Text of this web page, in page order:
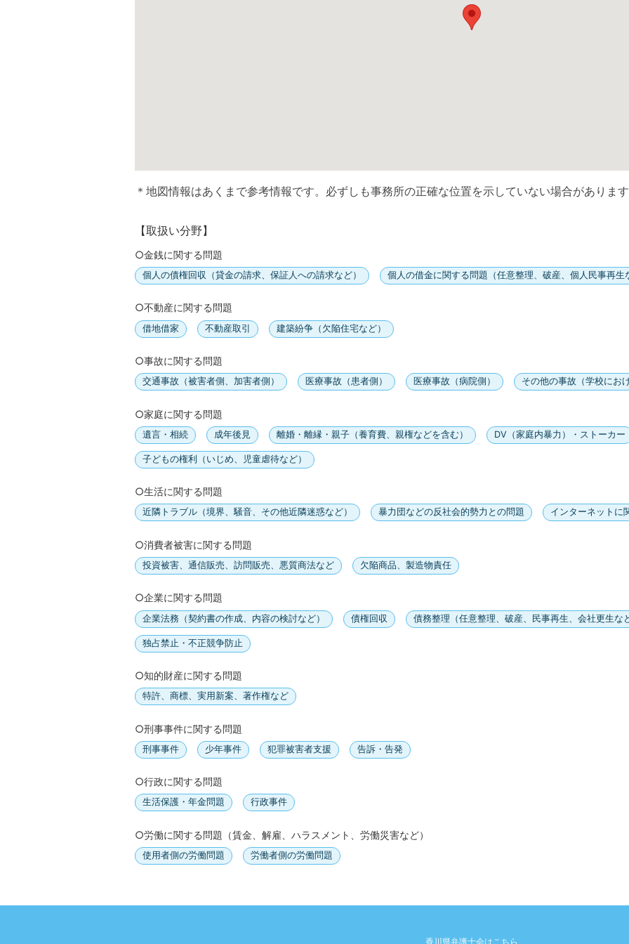
＊地図情報はあくまで参考情報です。必ずしも事務所の正確な位置を示していない場合がありま
【取扱い分野】
○金銭に関する問題
個人の債権回収（貸金の請求、保証人への請求など） 個人の借金に関する問題（任意整理、破産、個人民事再生
○不動産に関する問題
借地借家 不動産取引 建築紛争（欠陥住宅など）
○事故に関する問題
交通事故（被害者側、加害者側） 医療事故（患者側） 医療事故（病院側） その他の事故（学校にお
○家庭に関する問題
遺言・相続 成年後見 離婚・離縁・親子（養育費、親権などを含む） DV（家庭内暴力）・ストーカー
子どもの権利（いじめ、児童虐待など）
○生活に関する問題
近隣トラブル（境界、騒音、その他近隣迷惑など） 暴力団などの反社会的勢力との問題 インターネットに
○消費者被害に関する問題
投資被害、通信販売、訪問販売、悪質商法など 欠陥商品、製造物責任
○企業に関する問題
企業法務（契約書の作成、内容の検討など） 債権回収 債務整理（任意整理、破産、民事再生、会社更生な
独占禁止・不正競争防止
○知的財産に関する問題
特許、商標、実用新案、著作権など
○刑事事件に関する問題
刑事事件 少年事件 犯罪被害者支援 告訴・告発
○行政に関する問題
生活保護・年金問題 行政事件
○労働に関する問題（賃金、解雇、ハラスメント、労働災害など）
使用者側の労働問題 労働者側の労働問題
香川県弁護士会はこちら